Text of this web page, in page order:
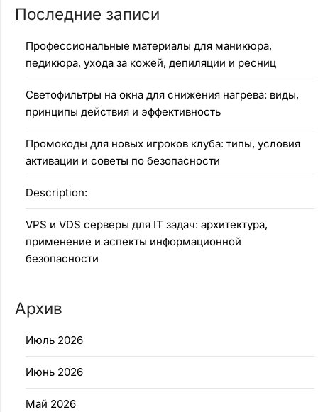
Последние записи
Профессиональные материалы для маникюра,
педикюра, ухода за кожей, депиляции и ресниц
Светофильтры на окна для снижения нагрева: виды,
принципы действия и эффективность
Промокоды для новых игроков клуба: типы, условия
активации и советы по безопасности
Description:
VPS и VDS серверы для IT задач: архитектура,
применение и аспекты информационной
безопасности
Архив
Июль 2026
Июнь 2026
Май 2026